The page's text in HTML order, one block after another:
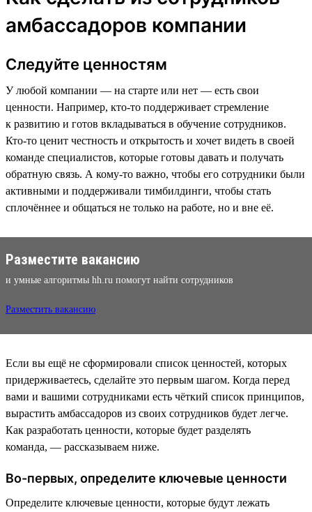
амбассадоров компании
Следуйте ценностям
У любой компании — на старте или нет — есть свои
ценности. Например, кто-то поддерживает стремление
к развитию и готов вкладываться в обучение сотрудников.
Кто-то ценит честность и открытость и хочет видеть в своей
команде специалистов, которые готовы давать и получать
обратную связь. А кому-то важно, чтобы его сотрудники были
активными и поддерживали тимбилдинги, чтобы стать
сплочённее и общаться не только на работе, но и вне её.
Разместите вакансию
и умные алгоритмы hh.ru помогут найти сотрудников
Разместить вакансию
Если вы ещё не сформировали список ценностей, которых
придерживаетесь, сделайте это первым шагом. Когда перед
вами и вашими сотрудниками есть чёткий список принципов,
вырастить амбассадоров из своих сотрудников будет легче.
Как разработать ценности, которые будет разделять
команда, — рассказываем ниже.
Во-первых, определите ключевые ценности
Определите ключевые ценности, которые будут лежать